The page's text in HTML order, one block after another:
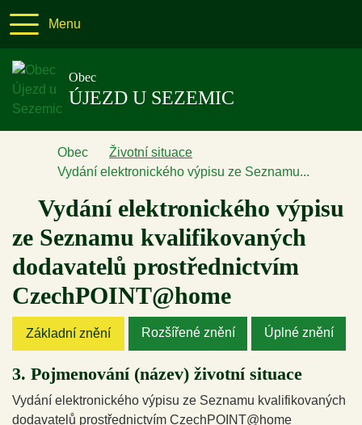
Menu
Obec
ÚJEZD U SEZEMIC
Úvodní stránka
Obec
Životní situace
Vydání elektronického výpisu ze Seznamu...
Vydání elektronického výpisu
ze Seznamu kvalifikovaných
dodavatelů prostřednictvím
CzechPOINT@home
Základní znění Rozšířené znění Úplné znění
3. Pojmenování (název) životní situace
Vydání elektronického výpisu ze Seznamu kvalifikovaných
dodavatelů prostřednictvím CzechPOINT@home